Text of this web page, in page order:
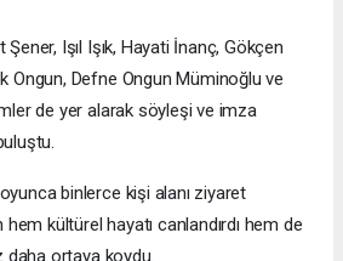
Şener, Işıl Işık, Hayati İnanç, Gökçen
Ongun, Defne Ongun Müminoğlu ve
de yer alarak söyleşi ve imza
binlerce kişi alanı ziyaret
kültürel hayatı canlandırdı hem de
daha ortaya koydu.